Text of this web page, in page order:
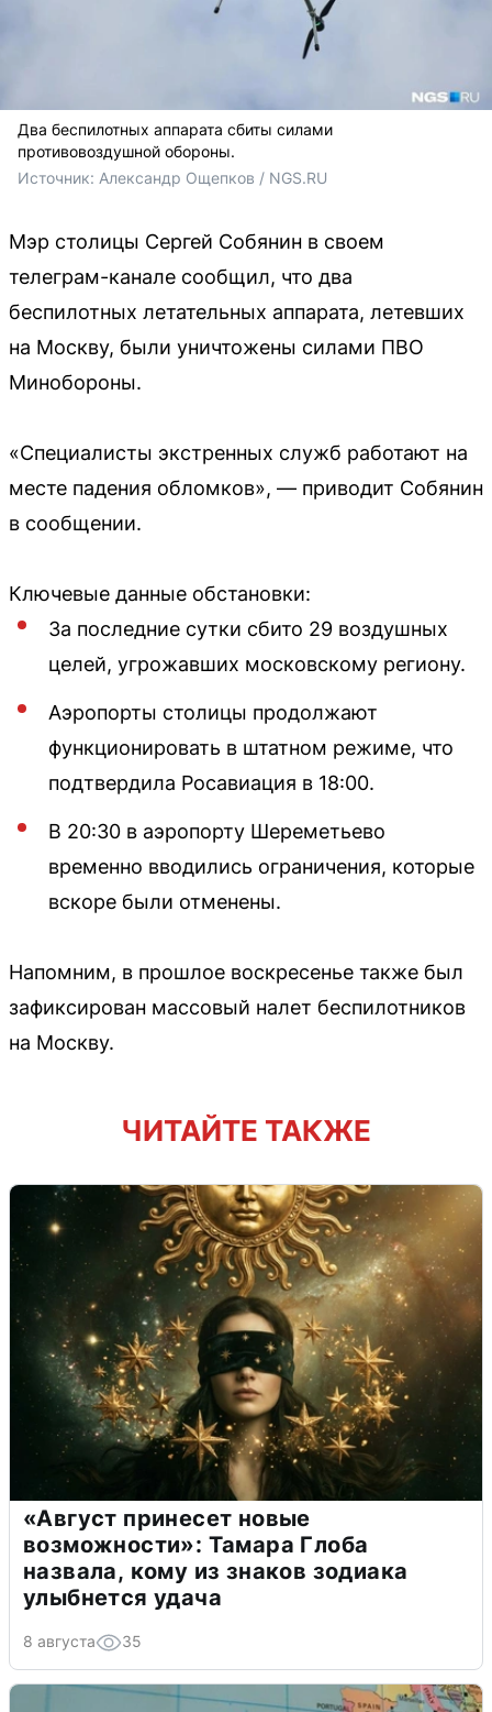
Два беспилотных аппарата сбиты силами
противовоздушной обороны.
Источник: Александр Ощепков / NGS.RU
Мэр столицы Сергей Собянин в своем
телеграм-канале сообщил, что два
беспилотных летательных аппарата, летевших
на Москву, были уничтожены силами ПВО
Минобороны.
«Специалисты экстренных служб работают на
месте падения обломков», — приводит Собянин
в сообщении.
Ключевые данные обстановки:
За последние сутки сбито 29 воздушных
целей, угрожавших московскому региону.
Аэропорты столицы продолжают
функционировать в штатном режиме, что
подтвердила Росавиация в 18:00.
В 20:30 в аэропорту Шереметьево
временно вводились ограничения, которые
вскоре были отменены.
Напомним, в прошлое воскресенье также был
зафиксирован массовый налет беспилотников
на Москву.
ЧИТАЙТЕ ТАКЖЕ
«Август принесет новые
возможности»: Тамара Глоба
назвала, кому из знаков зодиака
улыбнется удача
8 августа 35